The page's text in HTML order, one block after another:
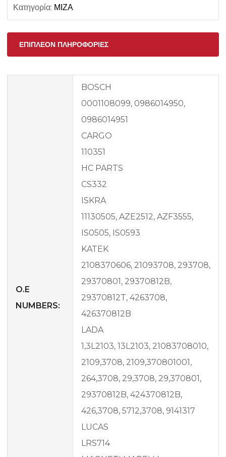
Κατηγορία: ΜΙΖΑ
ΕΠΙΠΛΈΟΝ ΠΛΗΡΟΦΟΡΊΕΣ
O.E
NUMBERS:
BOSCH
0001108099, 0986014950,
0986014951
CARGO
110351
HC PARTS
CS332
ISKRA
11130505, AZE2512, AZF3555,
IS0505, IS0593
KATEK
2108370606, 21093708, 293708,
29370801, 29370812B,
29370812T, 4263708,
426370812B
LADA
1,3L2103, 13L2103, 21083708010,
2109,3708, 2109,370801001,
264,3708, 29,3708, 29,370801,
29370812B, 424370812B,
426,3708, 5712,3708, 9141317
LUCAS
LRS714